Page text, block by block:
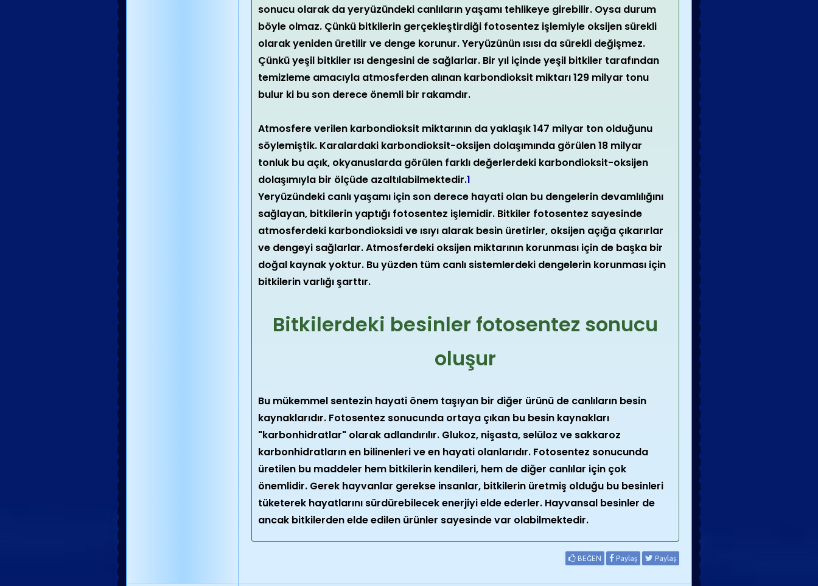
sonucu olarak da yeryüzündeki canlıların yaşamı tehlikeye girebilir. Oysa durum
böyle olmaz. Çünkü bitkilerin gerçekleştirdiği fotosentez işlemiyle oksijen sürekli
olarak yeniden üretilir ve denge korunur. Yeryüzünün ısısı da sürekli değişmez.
Çünkü yeşil bitkiler ısı dengesini de sağlarlar. Bir yıl içinde yeşil bitkiler tarafından
temizleme amacıyla atmosferden alınan karbondioksit miktarı 129 milyar tonu
bulur ki bu son derece önemli bir rakamdır.
Atmosfere verilen karbondioksit miktarının da yaklaşık 147 milyar ton olduğunu
söylemiştik. Karalardaki karbondioksit-oksijen dolaşımında görülen 18 milyar
tonluk bu açık, okyanuslarda görülen farklı değerlerdeki karbondioksit-oksijen
dolaşımıyla bir ölçüde azaltılabilmektedir.1
Yeryüzündeki canlı yaşamı için son derece hayati olan bu dengelerin devamlılığını
sağlayan, bitkilerin yaptığı fotosentez işlemidir. Bitkiler fotosentez sayesinde
atmosferdeki karbondioksidi ve ısıyı alarak besin üretirler, oksijen açığa çıkarırlar
ve dengeyi sağlarlar. Atmosferdeki oksijen miktarının korunması için de başka bir
doğal kaynak yoktur. Bu yüzden tüm canlı sistemlerdeki dengelerin korunması için
bitkilerin varlığı şarttır.
Bitkilerdeki besinler fotosentez sonucu
oluşur
Bu mükemmel sentezin hayati önem taşıyan bir diğer ürünü de canlıların besin
kaynaklarıdır. Fotosentez sonucunda ortaya çıkan bu besin kaynakları
"karbonhidratlar" olarak adlandırılır. Glukoz, nişasta, selüloz ve sakkaroz
karbonhidratların en bilinenleri ve en hayati olanlarıdır. Fotosentez sonucunda
üretilen bu maddeler hem bitkilerin kendileri, hem de diğer canlılar için çok
önemlidir. Gerek hayvanlar gerekse insanlar, bitkilerin üretmiş olduğu bu besinleri
tüketerek hayatlarını sürdürebilecek enerjiyi elde ederler. Hayvansal besinler de
ancak bitkilerden elde edilen ürünler sayesinde var olabilmektedir.
BEĞEN Paylaş Paylaş